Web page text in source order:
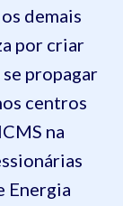
demais
por criar
propagar
centros
na
Energia